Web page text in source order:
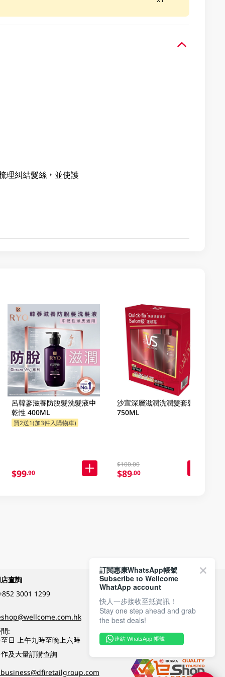
理糾結髮絲，並使護
呂韓蔘滋養防脫髮洗髮液中
乾性 400ML
買2送1(加3件入購物車)
$99.90
沙宣深層滋潤洗潤髮套裝
750ML
$100.00
$89.00
查詢
3001 1299
:
日 上午九時至晚上六時
及大量訂購查詢
付款方式
關注我們
訂閱惠康WhatsApp帳號
Subscribe to Wellcome
WhatApp account
快人一步接收至抵資訊！
Stay one step ahead and grab
the best deals!
連結 WhatsApp 帳號